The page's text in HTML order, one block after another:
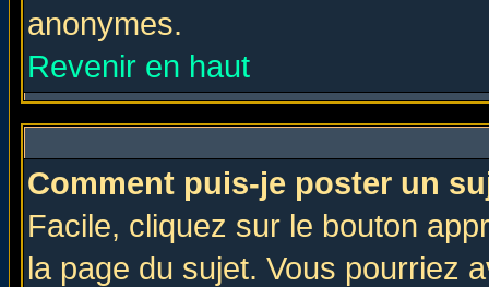
anonymes.
Revenir en haut
Comment puis-je poster un
Facile, cliquez sur le bouton
la page du sujet. Vous pourriez